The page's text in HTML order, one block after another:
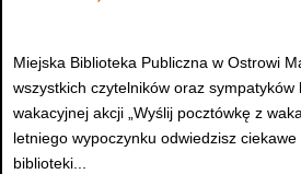
Miejska Biblioteka Publiczna w Ostrowi
wszystkich czytelników oraz sympatyków
wakacyjnej akcji „Wyślij pocztówkę z
letniego wypoczynku odwiedzisz
biblioteki...